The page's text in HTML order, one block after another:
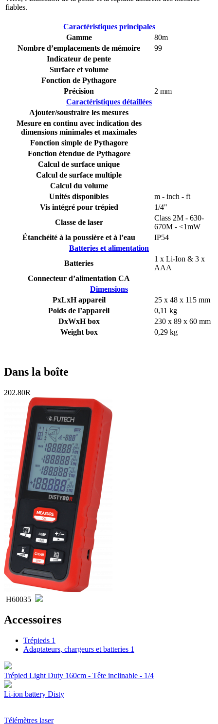
fiables.
Caractéristiques principales
Gamme
80m
Nombre d’emplacements de mémoire
99
Indicateur de pente
Surface et volume
Fonction de Pythagore
Précision
2 mm
Caractéristiques détaillées
Ajouter/soustraire les mesures
Mesure en continu avec indication des
dimensions minimales et maximales
Fonction simple de Pythagore
Fonction étendue de Pythagore
Calcul de surface unique
Calcul de surface multiple
Calcul du volume
Unités disponibles
m - inch - ft
Vis intégré pour trépied
1/4"
Classe de laser
Class 2M - 630-
670M - <1mW
Étanchéité à la poussière et à l’eau
IP54
Batteries et alimentation
Batteries
1 x Li-Ion & 3 x
AAA
Connecteur d’alimentation CA
Dimensions
PxLxH appareil
25 x 48 x 115 mm
Poids de l’appareil
0,11 kg
DxWxH box
230 x 89 x 60 mm
Weight box
0,29 kg
Dans la boîte
202.80R
H60035
Accessoires
Trépieds 1
Adaptateurs, chargeurs et batteries 1
Trépied Light Duty 160cm - Tête inclinable - 1/4
Li-ion battery Disty
Télémètres laser